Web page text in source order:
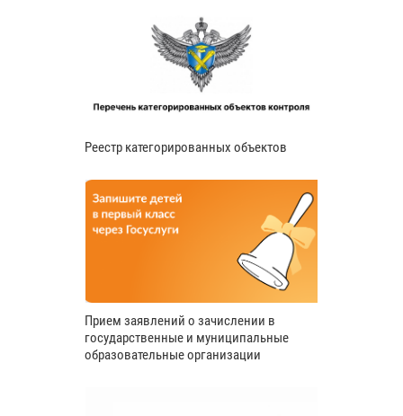
Реестр категорированных объектов
Прием заявлений о зачислении в
государственные и муниципальные
образовательные организации